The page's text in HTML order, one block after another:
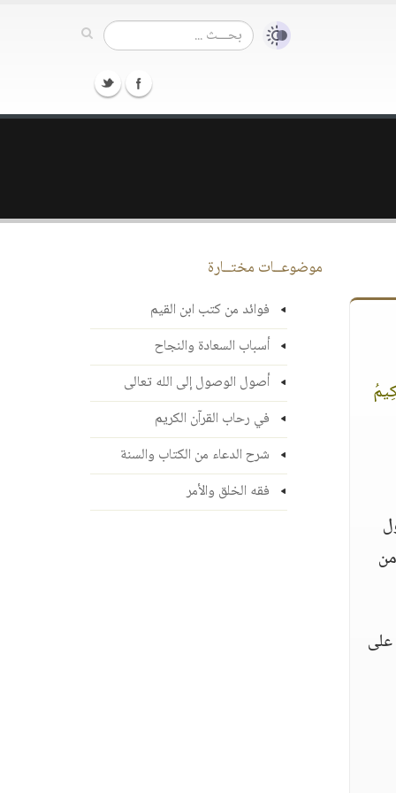
على
موضوعــات مختــارة
فوائد من كتب ابن القيم
أسباب السعادة والنجاح
أصول الوصول إلى الله تعالى
في رحاب القرآن الكريم
شرح الدعاء من الكتاب والسنة
فقه الخلق والأمر